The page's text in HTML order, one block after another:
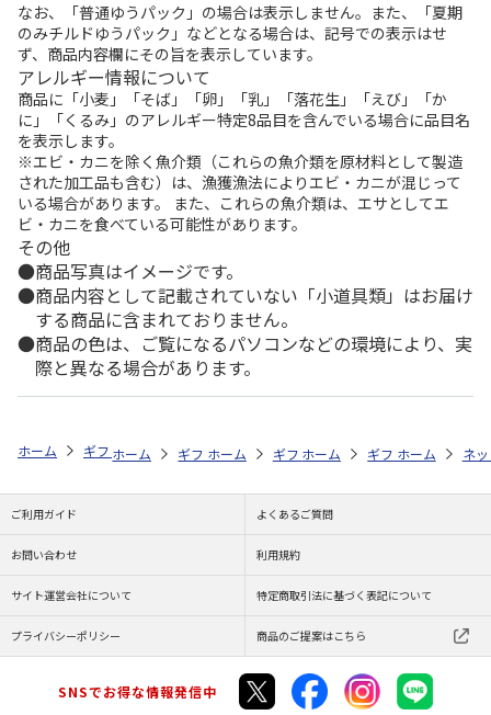
なお、「普通ゆうパック」の場合は表示しません。また、「夏期
のみチルドゆうパック」などとなる場合は、記号での表示はせ
ず、商品内容欄にその旨を表示しています。
アレルギー情報について
商品に「小麦」「そば」「卵」「乳」「落花生」「えび」「か
に」「くるみ」のアレルギー特定8品目を含んでいる場合に品目名
を表示します。
※エビ・カニを除く魚介類（これらの魚介類を原材料として製造
された加工品も含む）は、漁獲漁法によりエビ・カニが混じって
いる場合があります。 また、これらの魚介類は、エサとしてエ
ビ・カニを食べている可能性があります。
その他
商品写真はイメージです。
商品内容として記載されていない「小道具類」はお届け
する商品に含まれておりません。
商品の色は、ご覧になるパソコンなどの環境により、実
際と異なる場合があります。
ホーム ギフトストア お中元・夏ギフト特集 2026 ハム・お肉 ＜
ホーム ギフトストア お中元・夏ギフト特集 2026
ホーム ギフトストア お中元・夏ギフト
ホーム ギフトストア お
ホーム ネ
ご利用ガイド よくあるご質問
お問い合わせ 利用規約
サイト運営会社について 特定商取引法に基づく表記について
プライバシーポリシー 商品のご提案はこちら
SNSでお得な情報発信中